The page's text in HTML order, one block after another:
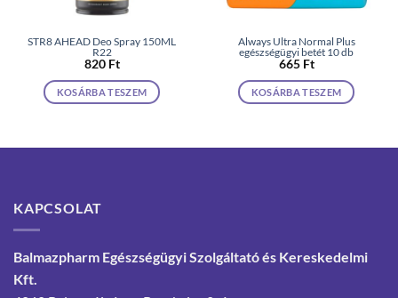
STR8 AHEAD Deo Spray 150ML
R22
820 Ft
KOSÁRBA TESZEM
Always Ultra Normal Plus
egészségügyi betét 10 db
665 Ft
KOSÁRBA TESZEM
KAPCSOLAT
Balmazpharm Egészségügyi Szolgáltató és Kereskedelmi
Kft.